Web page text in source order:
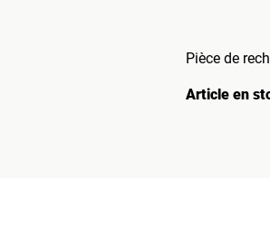
Pièce de
Article en